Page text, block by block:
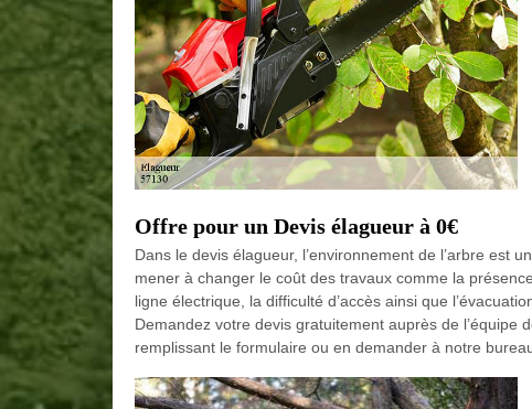
Offre pour un Devis élagueur à 0€
Dans le devis élagueur, l’environnement de l’arbre est
mener à changer le coût des travaux comme la
ligne électrique, la difficulté d’accès ainsi que
Demandez votre devis gratuitement auprès de l’équipe
remplissant le formulaire ou en demander à notre